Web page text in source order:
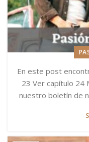
En este post
23 Ver capítulo 24
nuestro boletín de